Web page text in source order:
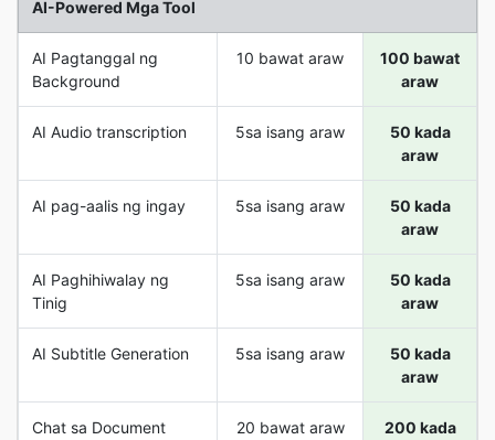
AI-Powered Mga Tool
AI Pagtanggal ng
Background
10 bawat araw
100 bawat
araw
AI Audio transcription 5sa isang araw
50 kada
araw
AI pag-aalis ng ingay 5sa isang araw
50 kada
araw
AI Paghihiwalay ng
Tinig
5sa isang araw
50 kada
araw
AI Subtitle Generation 5sa isang araw
50 kada
araw
Chat sa Document 20 bawat araw
200 kada